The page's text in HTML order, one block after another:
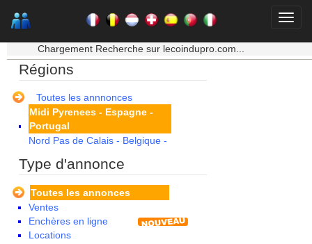
Chargement Recherche sur lecoindupro.com...
Régions
Toutes les annnonces
Ile de France
La Réunion
Languedoc Roussillon
Limousin
Lorraine
Martinique
Mayotte
Midi Pyrenees - Espagne -
Portugal
Nord Pas de Calais - Belgique -
Pays de la Loire
Poitou Charentes
Principauté de Monaco
Provence Alpes Cote d'Azur -
Italie
Type d'annonce
Toutes les annonces
Ventes
Enchères en ligne
Locations